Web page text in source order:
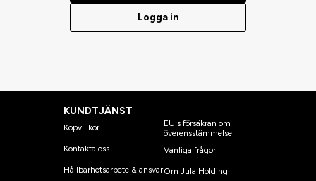
Logga in
KUNDTJÄNST
Köpvillkor
Kontakta oss
Hållbarhetsarbete & ansvar
EU:s försäkran om
överensstämmelse
Vanliga frågor
Om Jula Holding